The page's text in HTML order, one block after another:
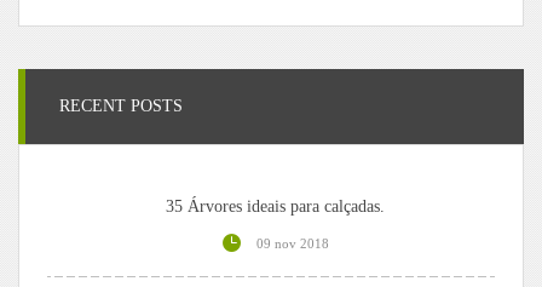
RECENT POSTS
35 Árvores ideais para calçadas.
09 nov 2018